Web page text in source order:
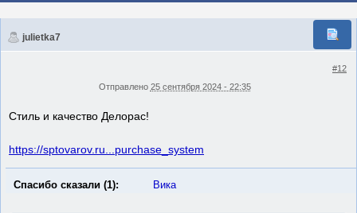
julietka7
#12
Отправлено 25 сентября 2024 - 22:35
Стиль и качество Делорас!
https://sptovarov.ru...purchase_system
Спасибо сказали (1): Вика